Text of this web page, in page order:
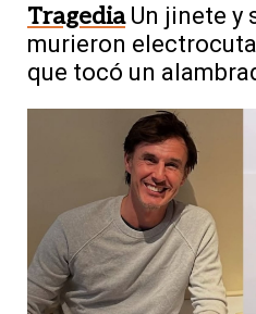
Tragedia Un jinete y
murieron
que tocó un